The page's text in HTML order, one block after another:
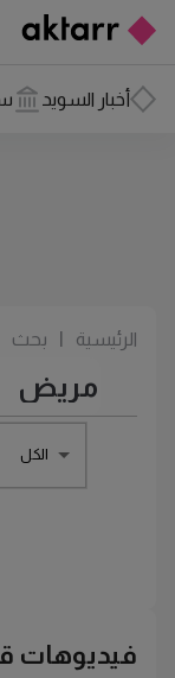
أخبار السويد
الرئيسية بحث
الكل
فيديوهات